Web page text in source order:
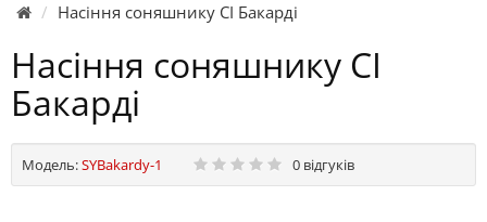
Насіння соняшнику СІ Бакарді
Насіння соняшнику СІ
Бакарді
Модель:SYBakardy-1 0 відгуків